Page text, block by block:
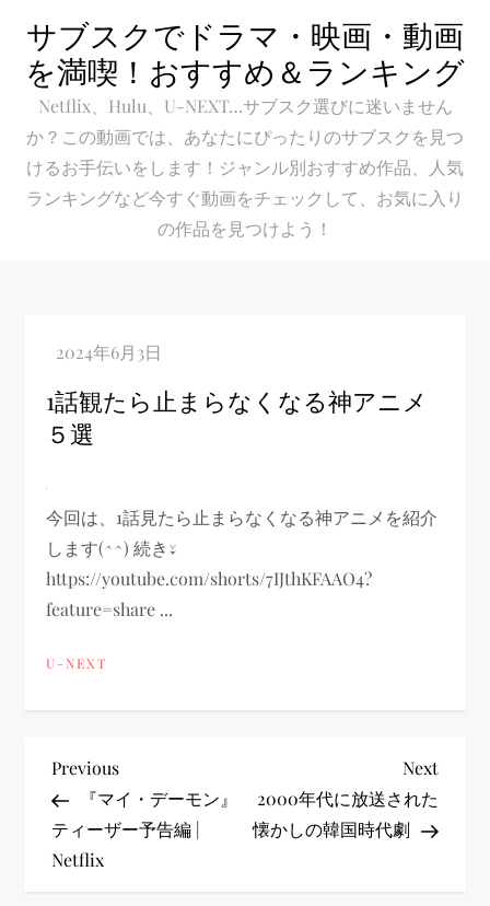
content
サブスクでドラマ・映画・動画
を満喫！おすすめ＆ランキング
Netflix、Hulu、U-NEXT…サブスク選びに迷いません
か？この動画では、あなたにぴったりのサブスクを見つ
けるお手伝いをします！ジャンル別おすすめ作品、人気
ランキングなど今すぐ動画をチェックして、お気に入り
の作品を見つけよう！
1話観たら止まらなくなる神アニメ
５選
今回は、1話見たら止まらなくなる神アニメを紹介
します(^^) 続き↓
https://youtube.com/shorts/7IJthKFAAO4?
feature=share ...
U-NEXT
投
稿
ナ
Previous
Post
Previous
『マイ・デーモン』
ティーザー予告編 |
Netflix
Next
Next
2000年代に放送された
懐かしの韓国時代劇